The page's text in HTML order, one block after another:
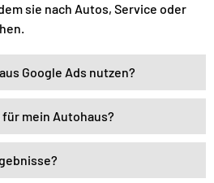
sie nach Autos, Service oder
Google Ads nutzen?
mein Autohaus?